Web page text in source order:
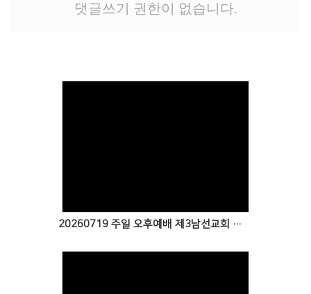
댓글쓰기 권한이 없습니다.
20260719 주일 오후예배 제3남선교회 특송